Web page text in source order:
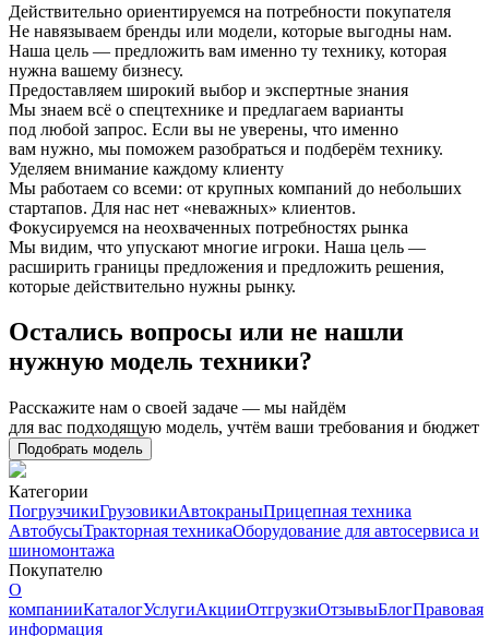
Действительно ориентируемся на потребности покупателя
Не навязываем бренды или модели, которые выгодны нам.
Наша цель — предложить вам именно ту технику, которая
нужна вашему бизнесу.
Предоставляем широкий выбор и экспертные знания
Мы знаем всё о спецтехнике и предлагаем варианты
под любой запрос. Если вы не уверены, что именно
вам нужно, мы поможем разобраться и подберём технику.
Уделяем внимание каждому клиенту
Мы работаем со всеми: от крупных компаний до небольших
стартапов. Для нас нет «неважных» клиентов.
Фокусируемся на неохваченных потребностях рынка
Мы видим, что упускают многие игроки. Наша цель —
расширить границы предложения и предложить решения,
которые действительно нужны рынку.
Остались вопросы или не нашли
нужную модель техники?
Расскажите нам о своей задаче — мы найдём
для вас подходящую модель, учтём ваши требования и бюджет
Подобрать модель
Категории
ПогрузчикиГрузовикиАвтокраныПрицепная техника
АвтобусыТракторная техникаОборудование для автосервиса и
шиномонтажа
Покупателю
О
компанииКаталогУслугиАкцииОтгрузкиОтзывыБлогПравовая
информация